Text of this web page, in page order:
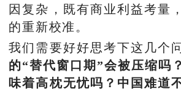
因复杂，既有商业利益考量
的重新校准。
我们需要好好思考下这几个
的“替代窗口期”会被压缩吗
味着高枕无忧吗？中国难道